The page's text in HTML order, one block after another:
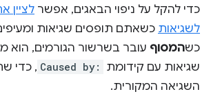
כדי להקל על ניפוי הבאגים, אפשר לציין
לשגיאות כשאתם תופסים שגיאות
כשהמסוף עובר בשרשור הגורמים, הוא
שגיאות עם קידומת
Caused by: , כדי
השגיאה המקורית.